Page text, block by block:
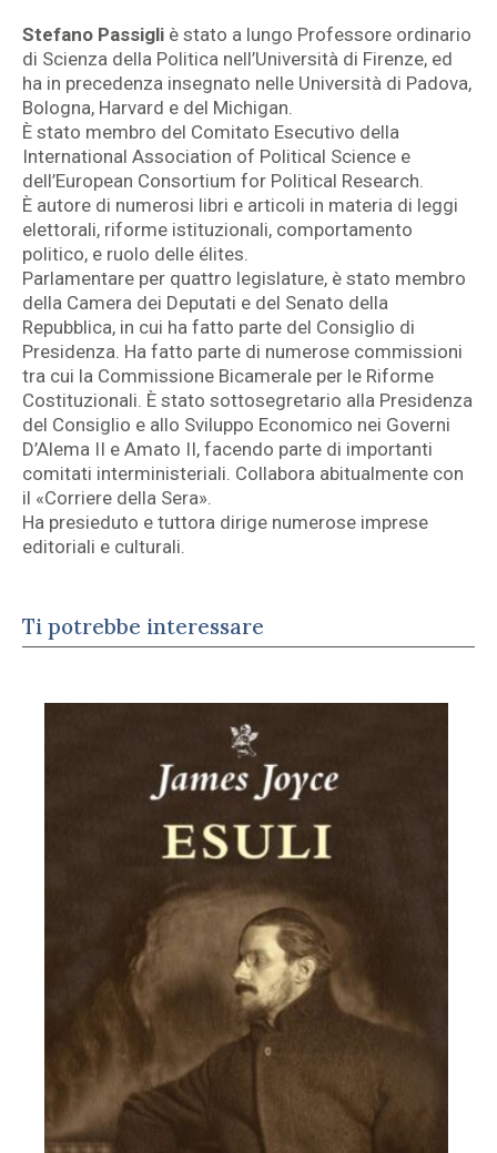
Stefano Passigli è stato a lungo Professore ordinario
di Scienza della Politica nell’Università di Firenze, ed
ha in precedenza insegnato nelle Università di Padova,
Bologna, Harvard e del Michigan.
È stato membro del Comitato Esecutivo della
International Association of Political Science e
dell’European Consortium for Political Research.
È autore di numerosi libri e articoli in materia di leggi
elettorali, riforme istituzionali, comportamento
politico, e ruolo delle élites.
Parlamentare per quattro legislature, è stato membro
della Camera dei Deputati e del Senato della
Repubblica, in cui ha fatto parte del Consiglio di
Presidenza. Ha fatto parte di numerose commissioni
tra cui la Commissione Bicamerale per le Riforme
Costituzionali. È stato sottosegretario alla Presidenza
del Consiglio e allo Sviluppo Economico nei Governi
D’Alema II e Amato II, facendo parte di importanti
comitati interministeriali. Collabora abitualmente con
il «Corriere della Sera».
Ha presieduto e tuttora dirige numerose imprese
editoriali e culturali.
Ti potrebbe interessare